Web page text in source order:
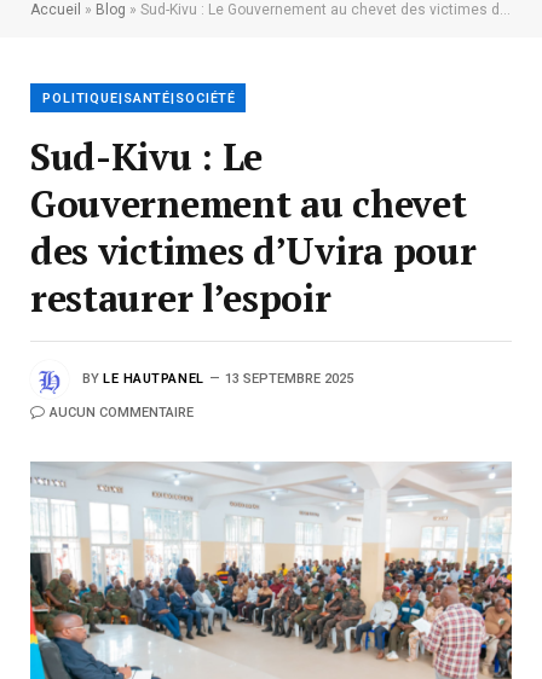
Accueil » Blog » Sud-Kivu : Le Gouvernement au chevet des victimes d’Uvira pour restaurer l’espoir
POLITIQUE|SANTÉ|SOCIÉTÉ
Sud-Kivu : Le
Gouvernement au chevet
des victimes d’Uvira pour
restaurer l’espoir
BY LE HAUTPANEL 13 SEPTEMBRE 2025
AUCUN COMMENTAIRE